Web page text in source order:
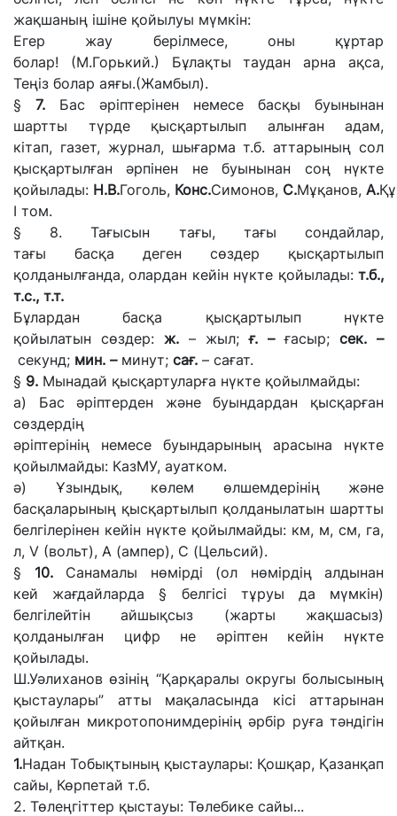
жақшаның ішіне қойылуы мүмкін:
Егер жау берілмесе, оны құртар
болар! (М.Горький.) Бұлақты таудан арна ақса,
Теңіз болар аяғы.(Жамбыл).
§ 7. Бас әріптерінен немесе басқы буынынан
шартты түрде қысқартылып алынған адам,
кітап, газет, журнал, шығармат.б.аттарының сол
қысқартылған әрпінен не буынынан соң нүкте
қойылады: Н.В.Гоголь, Конс.Симонов, С.Мұқанов, А.
I том.
§ 8.Тағысын тағы, тағы сондайлар,
тағы басқа деген сөздер қысқартылып
қолданылғанда, олардан кейін нүкте қойылады: т.б.,
т.с., т.т.
Бұлардан басқа қысқартылып нүкте
қойылатын сөздер: ж. – жыл;ғ. –ғасыр; сек. –
секунд; мин. – минут; сағ. – сағат.
§ 9. Мынадай қысқартуларға нүкте қойылмайды:
а) Бас әріптерден және буындардан қысқарған
сөздердің
әріптерінің немесе буындарының арасына нүкте
қойылмайды: КазМУ, ауатком.
ә) Ұзындық, көлем өлшемдерінің және
басқаларының қысқартылып қолданылатын шартты
белгілерінен кейін нүкте қойылмайды: км, м, см, га,
л, V (вольт), А (ампер), С (Цельсий).
§ 10.Санамалы нөмірді (ол нөмірдің алдынан
кей жағдайларда§ белгісі тұруы да мүмкін)
белгілейтін айшықсыз (жарты жақшасыз)
қолданылған цифр не әріптен кейін нүкте
қойылады.
Ш.Уәлиханов өзінің “Қарқаралы округы болысының
қыстаулары” атты мақаласында кісі аттарынан
қойылған микротопонимдерінің әрбір руға тәндігін
айтқан.
1.Надан Тобықтының қыстаулары: Қошқар, Қазанқап
сайы, Көрпетай т.б.
2. Төлеңгіттер қыстауы: Төлебике сайы...